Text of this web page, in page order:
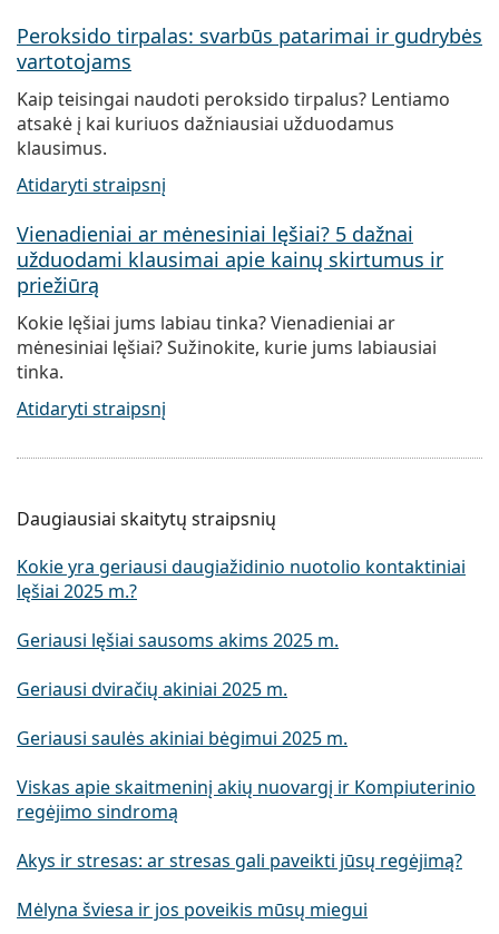
Peroksido tirpalas: svarbūs patarimai ir gudrybės
vartotojams
Kaip teisingai naudoti peroksido tirpalus? Lentiamo
atsakė į kai kuriuos dažniausiai užduodamus
klausimus.
Atidaryti straipsnį
Vienadieniai ar mėnesiniai lęšiai? 5 dažnai
užduodami klausimai apie kainų skirtumus ir
priežiūrą
Kokie lęšiai jums labiau tinka? Vienadieniai ar
mėnesiniai lęšiai? Sužinokite, kurie jums labiausiai
tinka.
Atidaryti straipsnį
Daugiausiai skaitytų straipsnių
Kokie yra geriausi daugiažidinio nuotolio kontaktiniai
lęšiai 2025 m.?
Geriausi lęšiai sausoms akims 2025 m.
Geriausi dviračių akiniai 2025 m.
Geriausi saulės akiniai bėgimui 2025 m.
Viskas apie skaitmeninį akių nuovargį ir Kompiuterinio
regėjimo sindromą
Akys ir stresas: ar stresas gali paveikti jūsų regėjimą?
Mėlyna šviesa ir jos poveikis mūsų miegui